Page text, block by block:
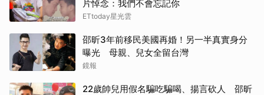
片悼念：我們不會忘記你
ETtoday星光雲
邵昕3年前移民美國再婚！另一半真實身分
曝光 母親、兒女全留台灣
鏡報
22歲帥兒用假名騙吃騙喝、揚言砍人 邵昕